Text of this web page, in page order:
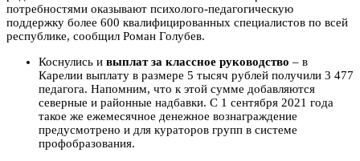
потребностями оказывают психолого-педагогическую
поддержку более 600 квалифицированных специалистов по всей
республике, сообщил Роман Голубев.
Коснулись и выплат за классное руководство – в
Карелии выплату в размере 5 тысяч рублей получили 3 477
педагога. Напомним, что к этой сумме добавляются
северные и районные надбавки. С 1 сентября 2021 года
такое же ежемесячное денежное вознаграждение
предусмотрено и для кураторов групп в системе
профобразования.